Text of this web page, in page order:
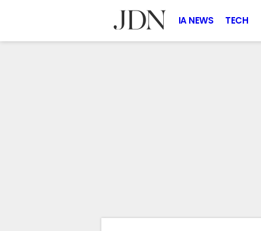
IA NEWS TECH